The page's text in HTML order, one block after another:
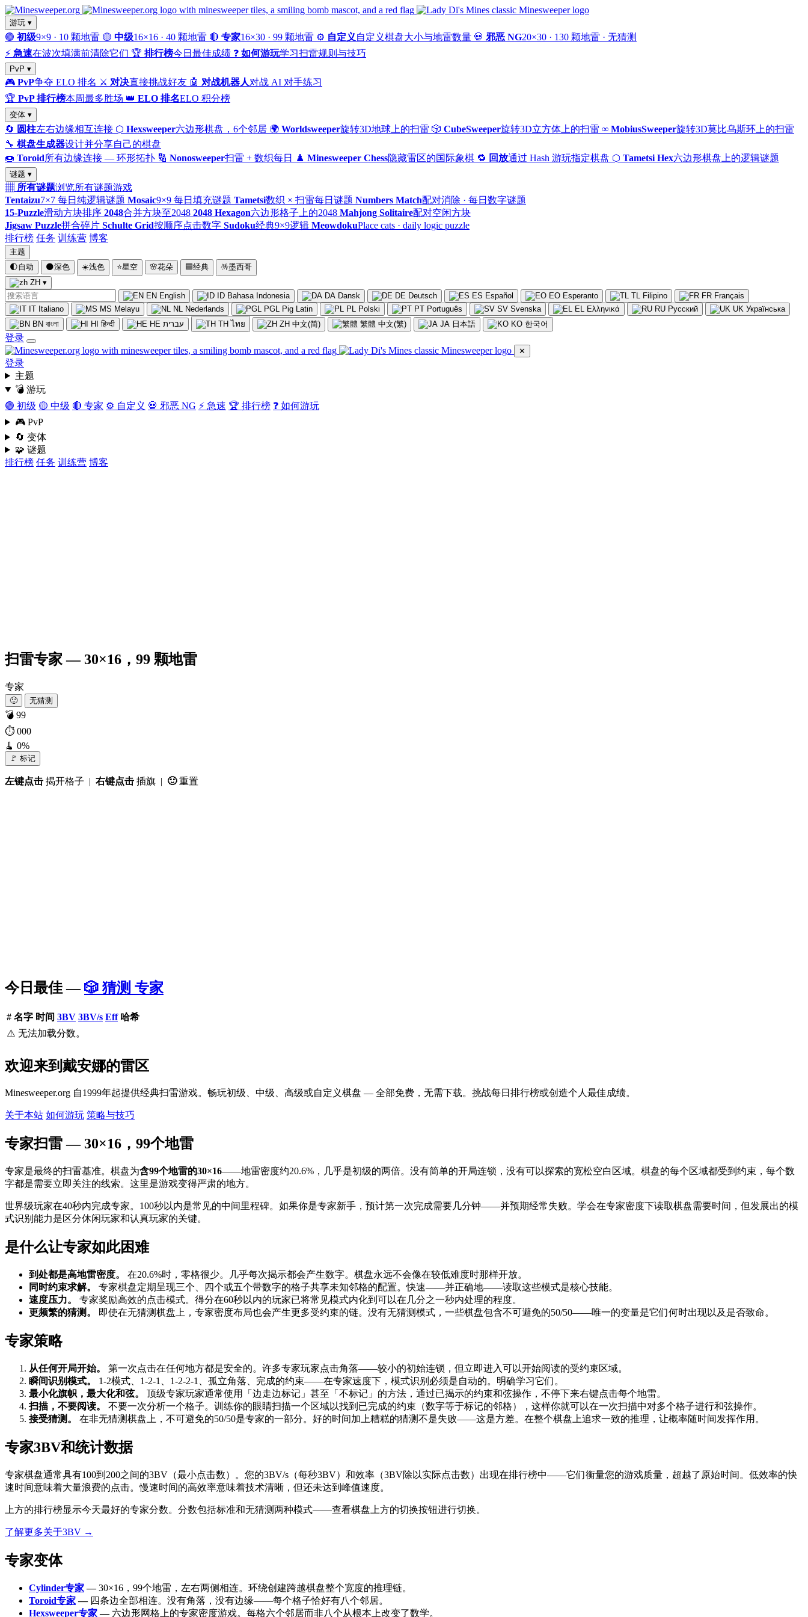
游玩 ▾
🟢 初级9×9 · 10 颗地雷 🟡 中级16×16 · 40 颗地雷 🔴 专家16×30 · 99 颗地雷 ⚙️ 自定义 自定义棋盘大小与地雷数量 💀 邪恶 NG20×30 · 130 颗地雷 · 无猜测
⚡ 急速在波次填满前清除它们 🏆 排行榜今日最佳成绩 ❓ 如何游玩学习扫雷规则与技巧
PvP ▾
🎮 PvP争夺 ELO 排名 ⚔️ 对决直接挑战好友 🤖 对战机器人对战 AI 对手练习
🏆 PvP 排行榜本周最多胜场 👑 ELO 排名ELO 积分榜
变体 ▾
🔄 圆柱左右边缘相互连接 ⬡ Hexsweeper六边形棋盘，6个邻居 🌍 Worldsweeper旋转3D地球上的扫雷 🎲 CubeSweeper旋转3D立方体上的扫雷 ∞ MobiusSweeper旋转3D莫比乌斯环上的扫雷
🔧 棋盘生成器设计并分享自己的棋盘
🍩 Toroid所有边缘连接 — 环形拓扑 🔢 Nonosweeper扫雷 + 数织每日 ♟️ Minesweeper Chess隐藏雷区的国际象棋 🔁 回放通过 Hash 游玩指定棋盘 ⬡ Tametsi Hex六边形棋盘上的逻辑谜题
谜题 ▾
▦ 所有谜题浏览所有谜题游戏
Tentaizu7×7 每日纯逻辑谜题 Mosaic9×9 每日填充谜题 Tametsi数织 × 扫雷每日谜题 Numbers Match配对消除 · 每日数字谜题
15-Puzzle滑动方块排序 2048合并方块至2048 2048 Hexagon六边形格子上的2048 Mahjong Solitaire配对空闲方块
Jigsaw Puzzle拼合碎片 Schulte Grid按顺序点击数字 Sudoku经典9×9逻辑 MeowdokuPlace cats · daily logic puzzle
排行榜 任务 训练营 博客
主题
🌓自动 🌑深色 ☀️浅色 ⭐星空 🌸花朵 🟦经典 🪅墨西哥
ZH ▾
EN English ID Bahasa Indonesia DA Dansk DE Deutsch ES Español EO Esperanto TL Filipino FR Français
IT Italiano MS Melayu NL Nederlands PGL Pig Latin PL Polski PT Português SV Svenska EL Ελληνικά RU Русский UK Українська
BN বাংলা HI हिन्दी HE עברית TH ไทย ZH 中文(简) 繁體 中文(繁) JA 日本語 KO 한국어
登录
✕
登录
主题
💣 游玩
🟢 初级 🟡 中级 🔴 专家 ⚙️ 自定义 💀 邪恶 NG ⚡ 急速 🏆 排行榜 ❓ 如何游玩
🎮 PvP
🔄 变体
🧩 谜题
排行榜 任务 训练营 博客
扫雷专家 — 30×16，99 颗地雷
专家
🙂 无猜测
💣 99
⏱ 000
🧹 0%
🚩 标记
左键点击 揭开格子 | 右键点击 插旗 | 🙂重置
今日最佳 —🎲 猜测 专家
# 名字 时间 3BV 3BV/s Eff 哈希
⚠️ 无法加载分数。
欢迎来到戴安娜的雷区
Minesweeper.org 自1999年起提供经典扫雷游戏。畅玩初级、中级、高级或自定义棋盘 — 全部免费，无需下载。挑战每日排行榜或创造个人最佳成绩。
关于本站 如何游玩 策略与技巧
专家扫雷 — 30×16，99个地雷
专家是最终的扫雷基准。棋盘为含99个地雷的30×16——地雷密度约20.6%，几乎是初级的两倍。没有简单的开局连锁，没有可以探索的宽松空白区域。棋盘的每个区域都受到约束，每个数
字都是需要立即关注的线索。这里是游戏变得严肃的地方。
世界级玩家在40秒内完成专家。100秒以内是常见的中间里程碑。如果你是专家新手，预计第一次完成需要几分钟——并预期经常失败。学会在专家密度下读取棋盘需要时间，但发展出的模
式识别能力是区分休闲玩家和认真玩家的关键。
是什么让专家如此困难
到处都是高地雷密度。
在20.6%时，零格很少。几乎每次揭示都会产生数字。棋盘永远不会像在较低难度时那样开放。
同时约束求解。
专家棋盘定期呈现三个、四个或五个带数字的格子共享未知邻格的配置。快速——并正确地——读取这些模式是核心技能。
速度压力。
专家奖励高效的点击模式。得分在60秒以内的玩家已将常见模式内化到可以在几分之一秒内处理的程度。
更频繁的猜测。
即使在无猜测棋盘上，专家密度布局也会产生更多受约束的链。没有无猜测模式，一些棋盘包含不可避免的50/50——唯一的变量是它们何时出现以及是否致命。
专家策略
从任何开局开始。
第一次点击在任何地方都是安全的。许多专家玩家点击角落——较小的初始连锁，但立即进入可以开始阅读的受约束区域。
瞬间识别模式。
1-2模式、1-2-1、1-2-2-1、孤立角落、完成的约束——在专家速度下，模式识别必须是自动的。明确学习它们。
最小化旗帜，最大化和弦。
顶级专家玩家通常使用「边走边标记」甚至「不标记」的方法，通过已揭示的约束和弦操作，不停下来右键点击每个地雷。
扫描，不要阅读。
不要一次分析一个格子。训练你的眼睛扫描一个区域以找到已完成的约束（数字等于标记的邻格），这样你就可以在一次扫描中对多个格子进行和弦操作。
接受猜测。
在非无猜测棋盘上，不可避免的50/50是专家的一部分。好的时间加上糟糕的猜测不是失败——这是方差。在整个棋盘上追求一致的推理，让概率随时间发挥作用。
专家3BV和统计数据
专家棋盘通常具有100到200之间的3BV（最小点击数）。您的3BV/s（每秒3BV）和效率（3BV除以实际点击数）出现在排行榜中——它们衡量您的游戏质量，超越了原始时间。低效率的快
速时间意味着大量浪费的点击。慢速时间的高效率意味着技术清晰，但还未达到峰值速度。
上方的排行榜显示今天最好的专家分数。分数包括标准和无猜测两种模式——查看棋盘上方的切换按钮进行切换。
了解更多关于3BV →
专家变体
Cylinder专家—30×16，99个地雷，左右两侧相连。环绕创建跨越棋盘整个宽度的推理链。
Toroid专家—四条边全部相连。没有角落，没有边缘——每个格子恰好有八个邻居。
Hexsweeper专家—六边形网格上的专家密度游戏。每格六个邻居而非八个从根本上改变了数学。